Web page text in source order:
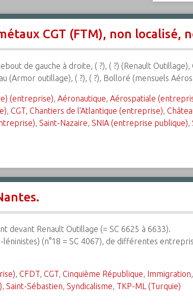
CGT (FTM), non localisé,
de gauche à droite, ( ?), ( ?) (Renault
(Armor outillage), ( ?), ( ?), Bolloré (mensuels
(entreprise), Aéronautique, Aérospatiale
, CGT, Chantiers de l'Atlantique (entreprise),
, Saint-Nazaire, SNIA (entreprise publique),
devant Renault Outillage (= SC 6625 à 6633).
(n°18 = SC 4067), de différentes
, CFDT, CGT, Cinquième République, Immigration,
, Saint-Sébastien, Syndicalisme, TKP-ML (Turquie)